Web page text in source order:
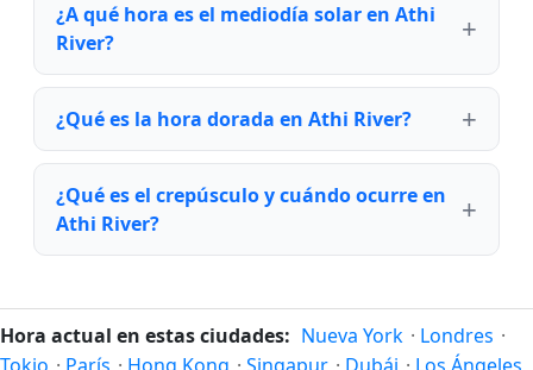
¿A qué hora es el mediodía solar en Athi
River?
¿Qué es la hora dorada en Athi River?
¿Qué es el crepúsculo y cuándo ocurre en
Athi River?
Hora actual en estas ciudades: Nueva York · Londres ·